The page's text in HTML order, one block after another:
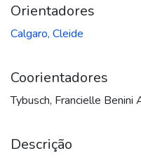
Orientadores
Calgaro, Cleide
Coorientadores
Tybusch, Francielle Benini
Descrição